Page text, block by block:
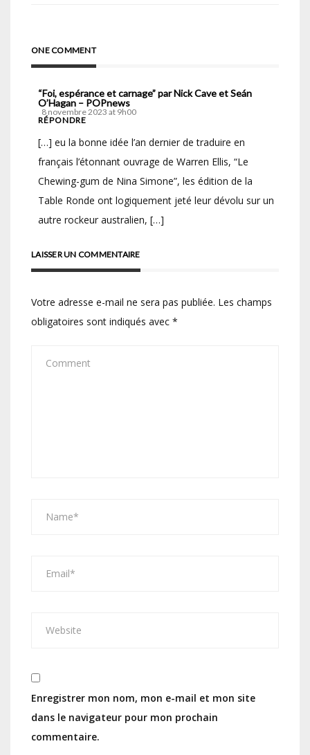
ONE COMMENT
“Foi, espérance et carnage” par Nick Cave et Seán
O’Hagan – POPnews
8 novembre 2023 at 9h00
RÉPONDRE
[…] eu la bonne idée l’an dernier de traduire en
français l’étonnant ouvrage de Warren Ellis, “Le
Chewing-gum de Nina Simone”, les édition de la
Table Ronde ont logiquement jeté leur dévolu sur un
autre rockeur australien, […]
LAISSER UN COMMENTAIRE
Votre adresse e-mail ne sera pas publiée. Les champs
obligatoires sont indiqués avec *
Enregistrer mon nom, mon e-mail et mon site
dans le navigateur pour mon prochain
commentaire.